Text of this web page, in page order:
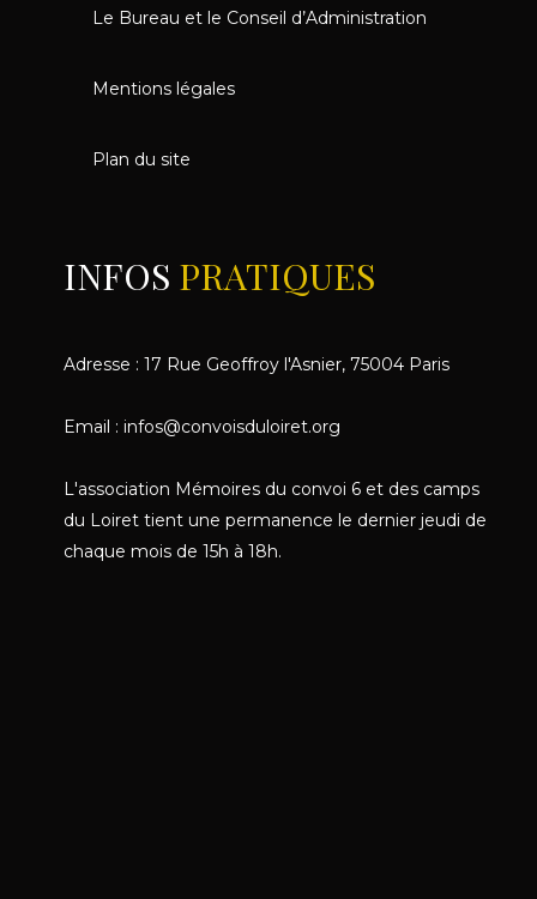
Le Bureau et le Conseil d’Administration
Mentions légales
Plan du site
INFOS PRATIQUES
Adresse : 17 Rue Geoffroy l'Asnier, 75004 Paris
Email : infos@convoisduloiret.org
L'association Mémoires du convoi 6 et des camps
du Loiret tient une permanence le dernier jeudi de
chaque mois de 15h à 18h.